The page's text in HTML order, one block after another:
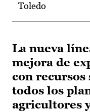
Toledo
La nueva
mejora de
con recursos
todos los
agricultores